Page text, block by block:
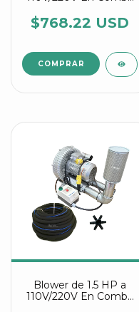
Difusora Y Conectores
Estrella Agrair
$768.22 USD
Blower de 1.5 HP a
110V/220V En Combo